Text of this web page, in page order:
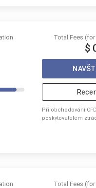
Total Fees
$
Při obchodování
poskytovatelem
Total Fees